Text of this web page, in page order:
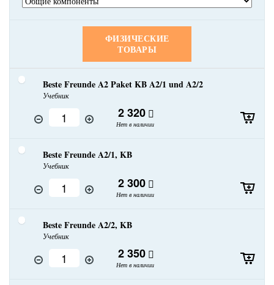
ФИЗИЧЕСКИЕ
ТОВАРЫ
Beste Freunde A2 Paket KB A2/1 und A2/2
Учебник
2 320
Нет в наличии
Beste Freunde A2/1, KB
Учебник
2 300
Нет в наличии
Beste Freunde A2/2, KB
Учебник
2 350
Нет в наличии